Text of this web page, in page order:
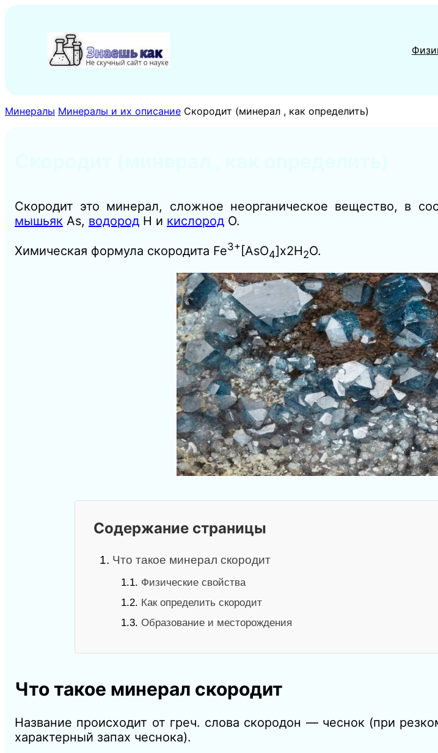
содержимому
Минералы Минералы и их описание Скородит (минерал , как определить)
Скородит это минерал, сложное неорганическое вещество, в
мышьяк As, водород Н и кислород O.
Химическая формула скородита Fe3+ [AsO4]x2Н2O.
Содержание страницы
1. Что такое минерал скородит
1.1. Физические свойства
1.2. Как определить скородит
1.3. Образование и месторождения
Что такое минерал скородит
Название происходит от греч. слова скородон — чеснок (при
характерный запах чеснока).